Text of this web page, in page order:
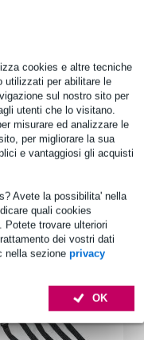
cookies e altre tecniche
utilizzati per abilitare le
sul nostro sito per
utenti che lo visitano.
misurare ed analizzare le
per migliorare la sua
e vantaggiosi gli acquisti
Avete la possibilita' nella
quali cookies
Potete trovare ulteriori
dei vostri dati
nella sezione privacy
OK